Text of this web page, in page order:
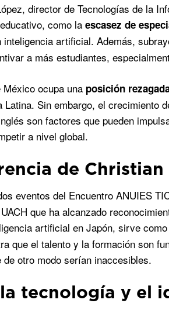
director de Tecnologías de la
como la escasez de
inteligencia artificial. Además,
a más estudiantes,
ocupa una posición
Latina. Sin embargo, el crecimiento
son factores que pueden
a nivel global.
de
eventos del Encuentro ANUIES
que ha alcanzado
artificial en Japón, sirve
que el talento y la formación son
de otro modo serían inaccesibles.
tecnología y el